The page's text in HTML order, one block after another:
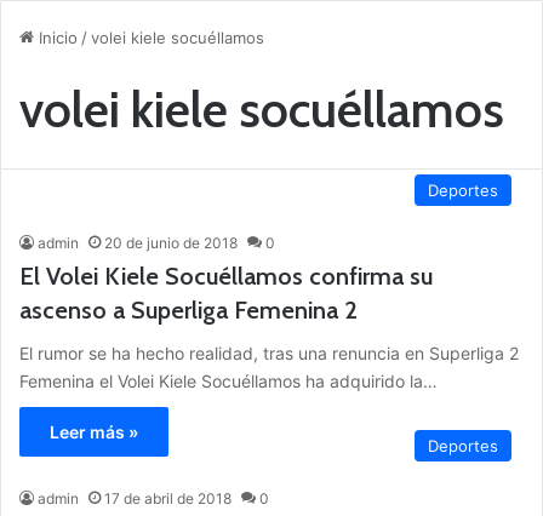
Inicio /volei kiele socuéllamos
volei kiele socuéllamos
Deportes
admin 20 de junio de 2018 0
El Volei Kiele Socuéllamos confirma su
ascenso a Superliga Femenina 2
El rumor se ha hecho realidad, tras una renuncia en Superliga 2
Femenina el Volei Kiele Socuéllamos ha adquirido la…
Leer más »
Deportes
admin 17 de abril de 2018 0